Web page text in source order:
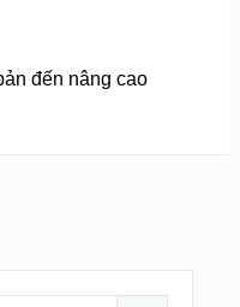
đến nâng cao